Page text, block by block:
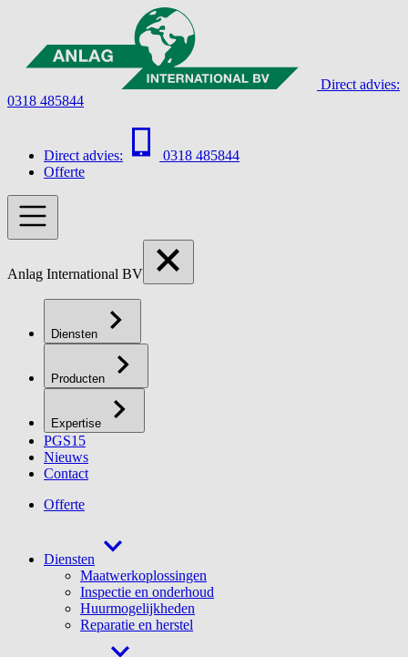
Direct advies:
0318 485844
Direct advies:
0318 485844
Offerte
Anlag International BV
Diensten
Producten
Expertise
PGS15
Nieuws
Contact
Offerte
Diensten
Maatwerkoplossingen
Inspectie en onderhoud
Huurmogelijkheden
Reparatie en herstel